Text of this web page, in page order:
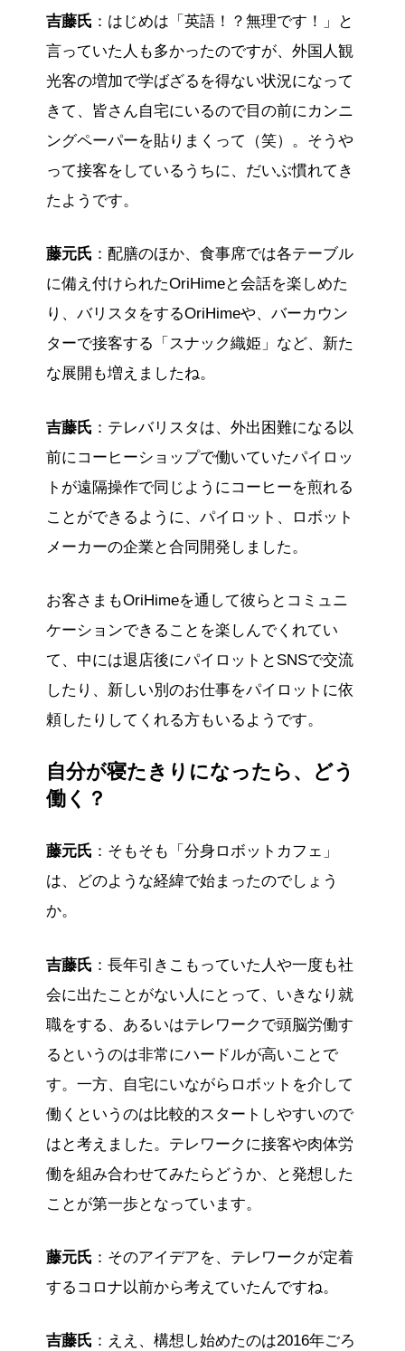
吉藤氏 ：はじめは「英語！？無理です！」と
言っていた人も多かったのですが、外国人観
光客の増加で学ばざるを得ない状況になって
きて、皆さん自宅にいるので目の前にカンニ
ングペーパーを貼りまくって（笑）。そうや
って接客をしているうちに、だいぶ慣れてき
たようです。
藤元氏 ：配膳のほか、食事席では各テーブル
に備え付けられたOriHimeと会話を楽しめた
り、バリスタをするOriHimeや、バーカウン
ターで接客する「スナック織姫」など、新た
な展開も増えましたね。
吉藤氏 ：テレバリスタは、外出困難になる以
前にコーヒーショップで働いていたパイロッ
トが遠隔操作で同じようにコーヒーを煎れる
ことができるように、パイロット、ロボット
メーカーの企業と合同開発しました。
お客さまもOriHimeを通して彼らとコミュニ
ケーションできることを楽しんでくれてい
て、中には退店後にパイロットとSNSで交流
したり、新しい別のお仕事をパイロットに依
頼したりしてくれる方もいるようです。
自分が寝たきりになったら、どう
働く？
藤元氏 ：そもそも「分身ロボットカフェ」
は、どのような経緯で始まったのでしょう
か。
吉藤氏 ：長年引きこもっていた人や一度も社
会に出たことがない人にとって、いきなり就
職をする、あるいはテレワークで頭脳労働す
るというのは非常にハードルが高いことで
す。一方、自宅にいながらロボットを介して
働くというのは比較的スタートしやすいので
はと考えました。テレワークに接客や肉体労
働を組み合わせてみたらどうか、と発想した
ことが第一歩となっています。
藤元氏 ：そのアイデアを、テレワークが定着
するコロナ以前から考えていたんですね。
吉藤氏 ：ええ、構想し始めたのは2016年ごろ